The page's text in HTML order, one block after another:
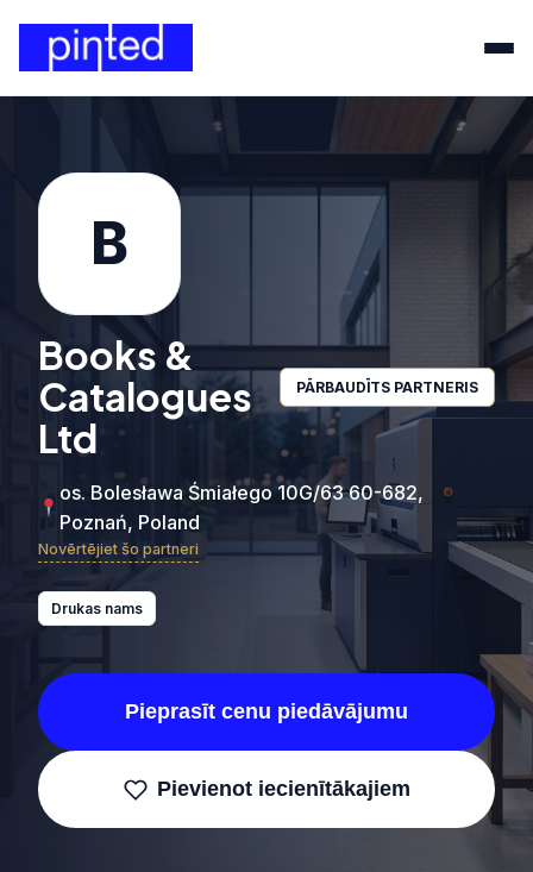
B
Books &
Catalogues
Ltd
PĀRBAUDĪTS PARTNERIS
os. Bolesława Śmiałego 10G/63 60-682,
Poznań, Poland
Novērtējiet šo partneri
Drukas nams
Pieprasīt cenu piedāvājumu
Pievienot iecienītākajiem